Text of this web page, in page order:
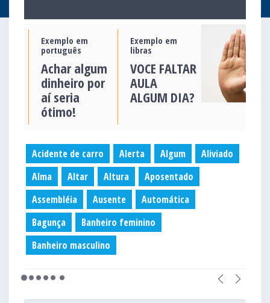
Exemplo em
português
Achar algum
dinheiro por
aí seria
ótimo!
Exemplo em
libras
VOCE FALTAR
AULA
ALGUM DIA?
Acidente de carro Alerta Algum
Aliviado
Alma
Altar Altura
Aposentado
Assembléia
Ausente
Automática
Bagunça
Banheiro feminino
Banheiro masculino